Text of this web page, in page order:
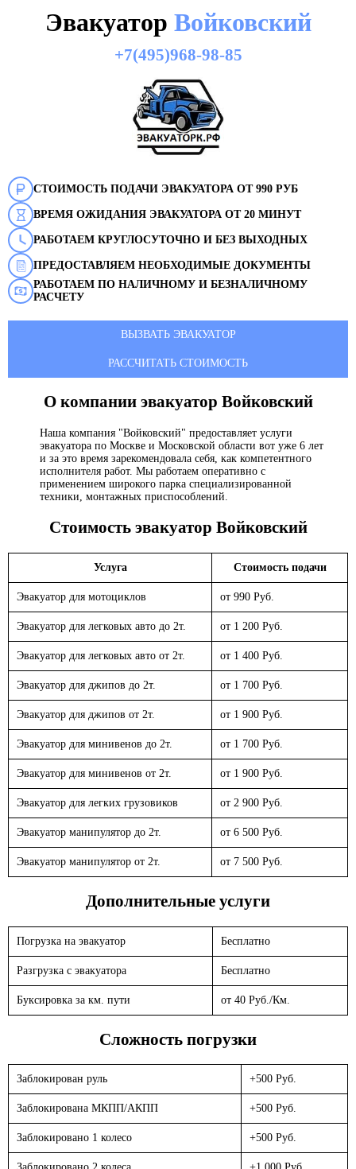
Эвакуатор Войковский
+7(495)968-98-85
СТОИМОСТЬ ПОДАЧИ ЭВАКУАТОРА ОТ 990 РУБ
ВРЕМЯ ОЖИДАНИЯ ЭВАКУАТОРА ОТ 20 МИНУТ
РАБОТАЕМ КРУГЛОСУТОЧНО И БЕЗ ВЫХОДНЫХ
ПРЕДОСТАВЛЯЕМ НЕОБХОДИМЫЕ ДОКУМЕНТЫ
РАБОТАЕМ ПО НАЛИЧНОМУ И БЕЗНАЛИЧНОМУ
РАСЧЕТУ
ВЫЗВАТЬ ЭВАКУАТОР
РАССЧИТАТЬ СТОИМОСТЬ
О компании эвакуатор Войковский
Наша компания "Войковский" предоставляет услуги
эвакуатора по Москве и Московской области вот уже 6 лет
и за это время зарекомендовала себя, как компетентного
исполнителя работ. Мы работаем оперативно с
применением широкого парка специализированной
техники, монтажных приспособлений.
Стоимость эвакуатор Войковский
Услуга Стоимость подачи
Эвакуатор для мотоциклов от 990 Руб.
Эвакуатор для легковых авто до 2т. от 1 200 Руб.
Эвакуатор для легковых авто от 2т. от 1 400 Руб.
Эвакуатор для джипов до 2т. от 1 700 Руб.
Эвакуатор для джипов от 2т. от 1 900 Руб.
Эвакуатор для минивенов до 2т. от 1 700 Руб.
Эвакуатор для минивенов от 2т. от 1 900 Руб.
Эвакуатор для легких грузовиков от 2 900 Руб.
Эвакуатор манипулятор до 2т. от 6 500 Руб.
Эвакуатор манипулятор от 2т. от 7 500 Руб.
Дополнительные услуги
Погрузка на эвакуатор Бесплатно
Разгрузка с эвакуатора Бесплатно
Буксировка за км. пути от 40 Руб./Км.
Сложность погрузки
Заблокирован руль +500 Руб.
Заблокирована МКПП/АКПП +500 Руб.
Заблокировано 1 колесо +500 Руб.